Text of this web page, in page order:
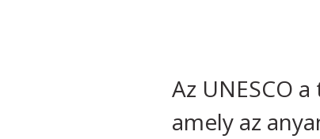
Az UNESCO
amely az